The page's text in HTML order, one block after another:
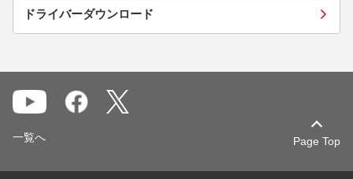
ドライバーダウンロード
Page Top
一覧へ